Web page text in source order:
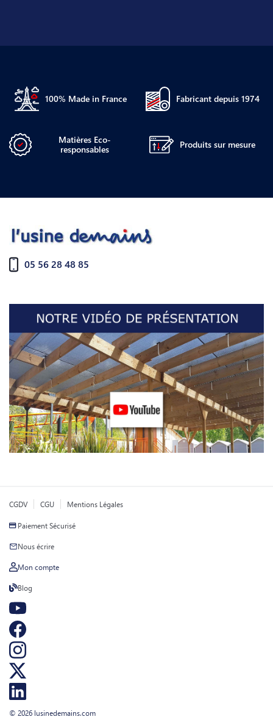
100% Made in France Fabricant depuis 1974
Matières Eco-
responsables
Produits sur mesure
05 56 28 48 85
CGDV CGU Mentions Légales
Paiement Sécurisé
Nous écrire
Mon compte
Blog
© 2026 lusinedemains.com